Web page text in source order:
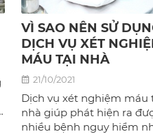
VÌ SAO NÊN SỬ
DỊCH VỤ XÉT
MÁU TẠI NHÀ
21/10/2021
Dịch vụ xét nghiệm máu
nhà giúp phát hiện ra
nhiều bệnh nguy hiểm